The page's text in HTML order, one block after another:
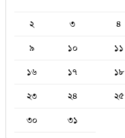
২
৩ ৪
৯
১০ ১১
১৬
১৭ ১৮
২৩
২৪ ২৫
৩০
৩১